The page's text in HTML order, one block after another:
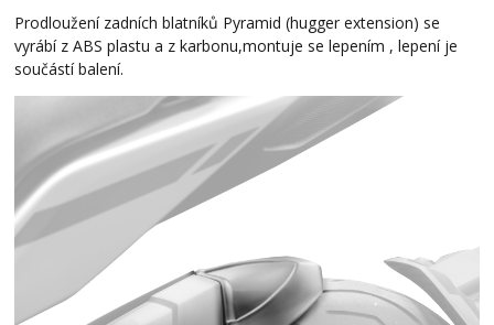
Prodloužení zadních blatníků Pyramid (hugger extension) se
vyrábí z ABS plastu a z karbonu,montuje se lepením , lepení je
součástí balení.